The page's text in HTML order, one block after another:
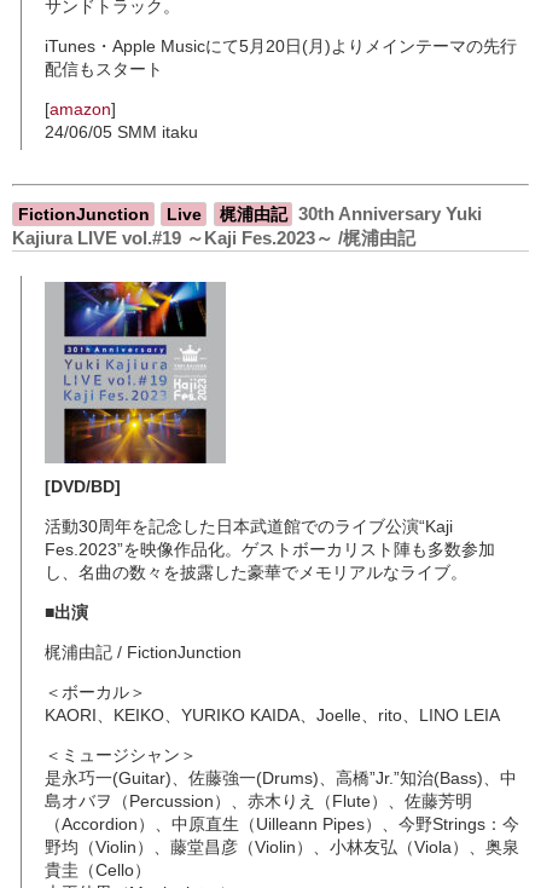
サンドトラック。
iTunes・Apple Musicにて5月20日(月)よりメインテーマの先行
配信もスタート
[amazon]
24/06/05 SMM itaku
FictionJunction Live 梶浦由記 30th Anniversary Yuki
Kajiura LIVE vol.#19 ～Kaji Fes.2023～ /梶浦由記
[DVD/BD]
活動30周年を記念した日本武道館でのライブ公演“Kaji
Fes.2023”を映像作品化。ゲストボーカリスト陣も多数参加
し、名曲の数々を披露した豪華でメモリアルなライブ。
■出演
梶浦由記 / FictionJunction
＜ボーカル＞
KAORI、KEIKO、YURIKO KAIDA、Joelle、rito、LINO LEIA
＜ミュージシャン＞
是永巧一(Guitar)、佐藤強一(Drums)、高橋”Jr.”知治(Bass)、中
島オバヲ（Percussion）、赤木りえ（Flute）、佐藤芳明
（Accordion）、中原直生（Uilleann Pipes）、今野Strings：今
野均（Violin）、藤堂昌彦（Violin）、小林友弘（Viola）、奥泉
貴圭（Cello）